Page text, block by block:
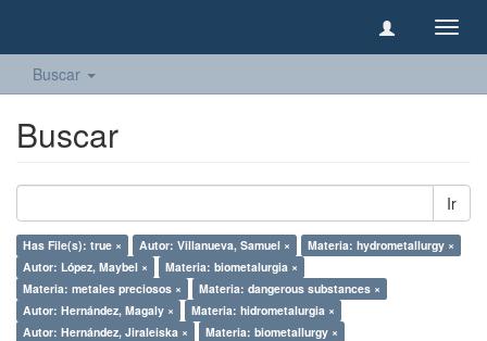
Buscar
Buscar
Ir
Has File(s): true × Autor: Villanueva, Samuel ×
Materia: hydrometallurgy ×
Autor: López, Maybel ×
Materia: biometalurgia ×
Materia: metales preciosos ×
Materia: dangerous substances ×
Autor: Hernández, Magaly ×
Materia: hidrometalurgia ×
Autor: Hernández, Jiraleiska ×
Materia: biometallurgy ×